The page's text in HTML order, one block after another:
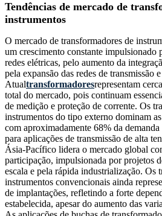
Tendências de mercado de
instrumentos
O mercado de transformadores de
um crescimento constante impulsionado
redes elétricas, pelo aumento da
pela expansão das redes de transmissão
Atualtransformadoresrepresentam
total do mercado, pois continuam
de medição e proteção de corrente. Os
instrumentos do tipo externo dominam
com aproximadamente 68% da
para aplicações de transmissão de alta
Ásia-Pacífico lidera o mercado global
participação, impulsionada por projetos
escala e pela rápida industrialização. Os
instrumentos convencionais ainda
de implantações, refletindo a forte
estabelecida, apesar do aumento das